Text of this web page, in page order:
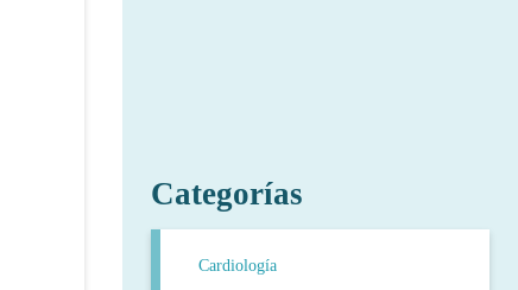
Categorías
Cardiología